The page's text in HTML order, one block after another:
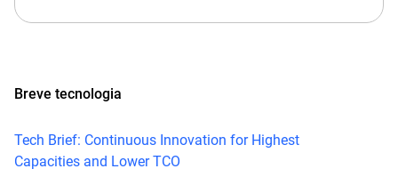
Breve tecnologia
Tech Brief: Continuous Innovation for Highest
Capacities and Lower TCO